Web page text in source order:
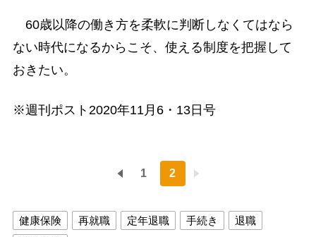
60歳以降の働き方を柔軟に判断しなくてはなら
ない時代になるからこそ、使える制度を把握して
おきたい。
※週刊ポスト2020年11月6・13日号
1 2
健康保険 再就職 定年退職 手続き
退職